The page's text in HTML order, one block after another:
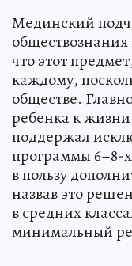
Мединский
что этот
каждому,
обществе.
ребенка к
поддержал
программы 6–8-х
в пользу
назвав это
в средних
минимальный